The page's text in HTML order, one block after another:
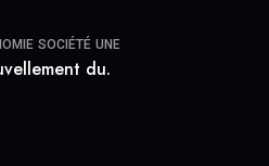
SOCIÉTÉ UNE
du.